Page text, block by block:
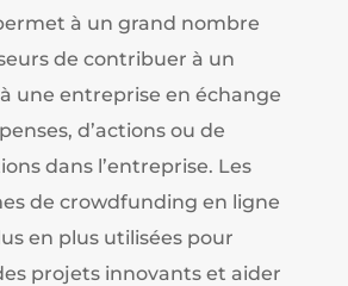
à un grand nombre
de contribuer à un
une entreprise en échange
d’actions ou de
dans l’entreprise. Les
de crowdfunding en ligne
en plus utilisées pour
projets innovants et aider